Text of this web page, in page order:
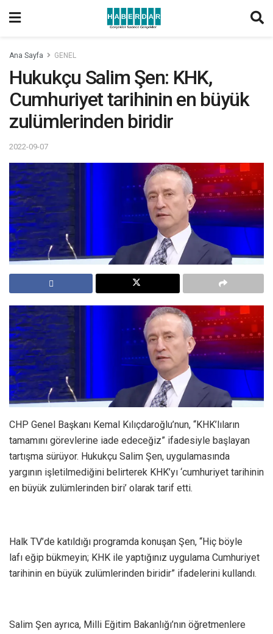
Ana Sayfa GENEL
Hukukçu Salim Şen: KHK,
Cumhuriyet tarihinin en büyük
zulümlerinden biridir
2022-09-07
CHP Genel Başkanı Kemal Kılıçdaroğlu’nun, “KHK’lıların
tamamını görevlerine iade edeceğiz” ifadesiyle başlayan
tartışma sürüyor. Hukukçu Salim Şen, uygulamasında
yargının işletilmediğini belirterek KHK’yı ‘cumhuriyet tarihinin
en büyük zulümlerinden biri’ olarak tarif etti.
Halk TV’de katıldığı programda konuşan Şen, “Hiç böyle
lafı eğip bükmeyin; KHK ile yaptığınız uygulama Cumhuriyet
tarihinin en büyük zulümlerinden biridir” ifadelerini kullandı.
Salim Şen ayrıca, Milli Eğitim Bakanlığı’nın öğretmenlere